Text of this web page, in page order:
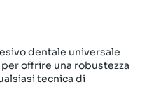
dentale universale
offrire una robustezza
tecnica di